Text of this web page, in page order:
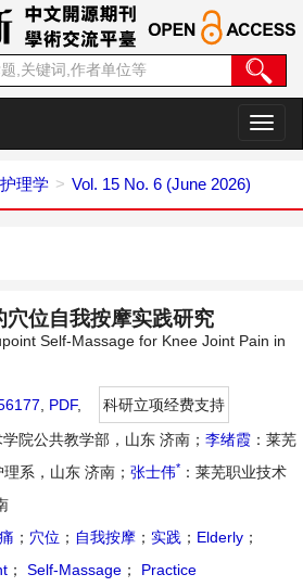
切
换
护理学 Vol. 15 No. 6 (June 2026)
位自我按摩实践研究
Self-Massage for Knee Joint Pain in
PDF,
科研立项经费支持
学院公共教学部，山东 济南； 李绪霞 ：莱芜
系，山东 济南； 张士伟* ：莱芜职业技术
； 穴位 ； 自我按摩 ； 实践 ； Elderly ；
； Self-Massage ； Practice